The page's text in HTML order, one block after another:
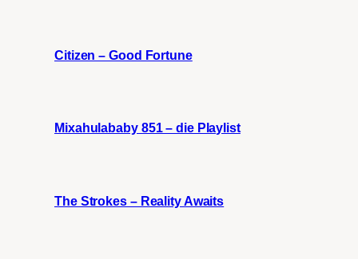
Citizen – Good Fortune
Mixahulababy 851 – die Playlist
The Strokes – Reality Awaits